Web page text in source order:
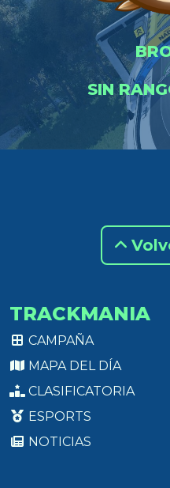
SIN
TRACKMANIA
CAMPAÑA
MAPA DEL DÍA
CLASIFICATORIA
ESPORTS
NOTICIAS